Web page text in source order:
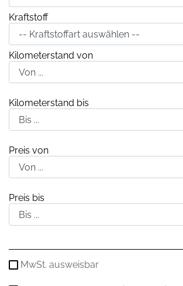
Kraftstoff
Kilometerstand von
Kilometerstand bis
Preis von
Preis bis
MwSt. ausweisbar